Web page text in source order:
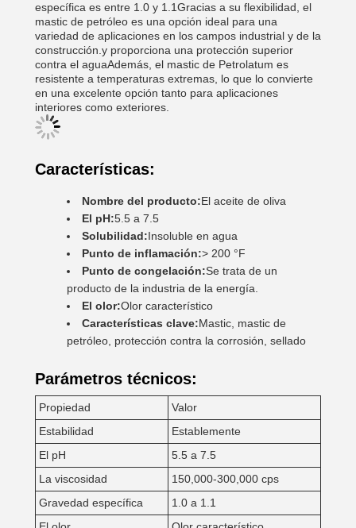
específica es entre 1.0 y 1.1Gracias a su flexibilidad, el
mastic de petróleo es una opción ideal para una
variedad de aplicaciones en los campos industrial y de la
construcción.y proporciona una protección superior
contra el aguaAdemás, el mastic de Petrolatum es
resistente a temperaturas extremas, lo que lo convierte
en una excelente opción tanto para aplicaciones
interiores como exteriores.
Características:
Nombre del producto:El aceite de oliva
El pH:5.5 a 7.5
Solubilidad:Insoluble en agua
Punto de inflamación:> 200 °F
Punto de congelación:Se trata de un
producto de la industria de la energía.
El olor:Olor característico
Características clave:Mastic, mastic de
petróleo, protección contra la corrosión, sellado
Parámetros técnicos:
Propiedad
Valor
Estabilidad
Establemente
El pH
5.5 a 7.5
La viscosidad
150,000-300,000 cps
Gravedad específica
1.0 a 1.1